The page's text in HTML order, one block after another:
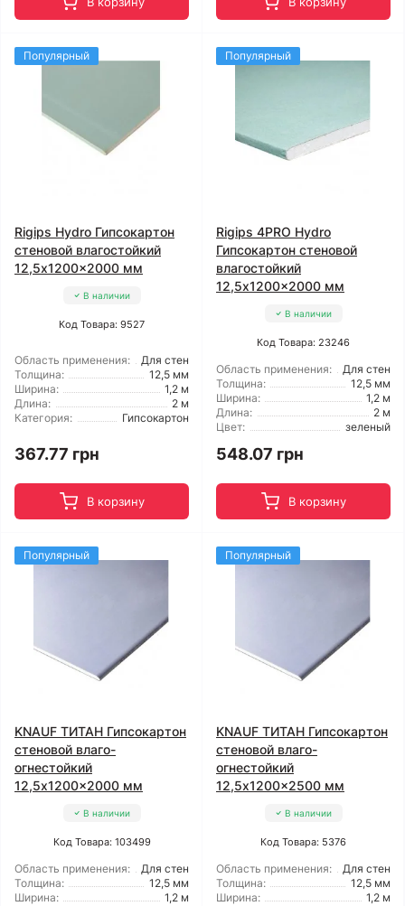
Популярный
Rigips Hydro Гипсокартон
стеновой влагостойкий
12,5x1200x2000 мм
В наличии
Код Товара: 9527
Область применения:
Для стен
Толщина:
12,5 мм
Ширина:
1,2 м
Длина:
2 м
Категория:
Гипсокартон
367.77 грн
В корзину
Популярный
Rigips 4PRO Hydro
Гипсокартон стеновой
влагостойкий
12,5x1200x2000 мм
В наличии
Код Товара: 23246
Область применения:
Для стен
Толщина:
12,5 мм
Ширина:
1,2 м
Длина:
2 м
Цвет:
зеленый
548.07 грн
В корзину
Популярный
KNAUF ТИТАН Гипсокартон
стеновой влаго-
огнестойкий
12,5x1200x2000 мм
В наличии
Код Товара: 103499
Область применения:
Для стен
Толщина:
12,5 мм
Ширина:
1,2 м
Популярный
KNAUF ТИТАН Гипсокартон
стеновой влаго-
огнестойкий
12,5x1200x2500 мм
В наличии
Код Товара: 5376
Область применения:
Для стен
Толщина:
12,5 мм
Ширина:
1,2 м